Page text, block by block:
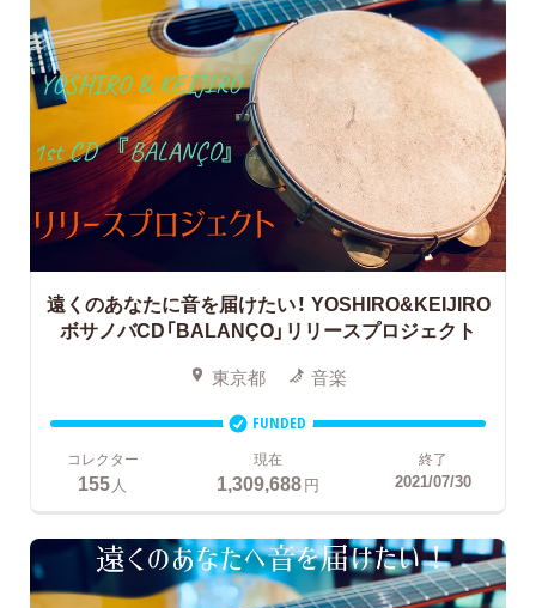
遠くのあなたに音を届けたい！ YOSHIRO&KEIJIRO
ボサノバCD「BALANÇO」リリースプロジェクト
東京都 音楽
FUNDED
コレクター
155 人
現在
1,309,688円
終了
2021/07/30